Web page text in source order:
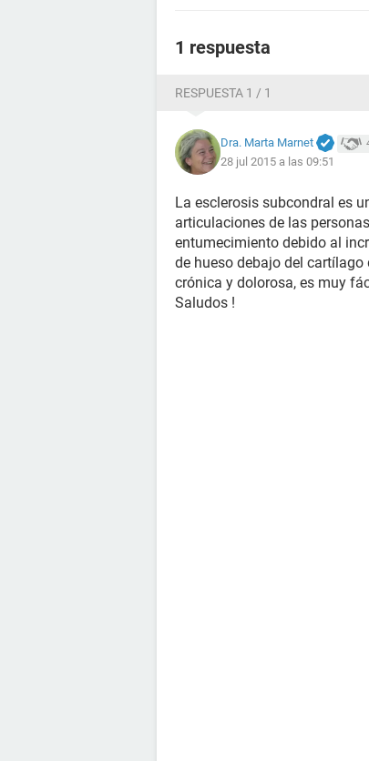
1 respuesta
RESPUESTA 1 / 1
Dra. Marta Marnet
28 jul 2015 a las 09:51
La esclerosis subcondral es
articulaciones de las
entumecimiento debido al
de hueso debajo del
crónica y dolorosa, es muy
Saludos !